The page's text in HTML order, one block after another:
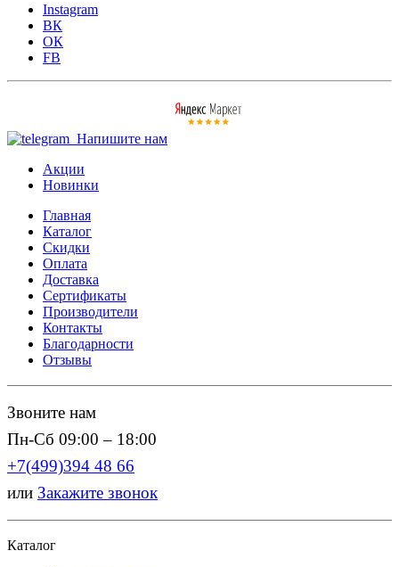
Instagram
ВК
ОК
FB
Напишите нам
Акции
Новинки
Главная
Каталог
Скидки
Оплата
Доставка
Сертификаты
Производители
Контакты
Благодарности
Отзывы
Звоните нам
Пн-Сб 09:00 – 18:00
+7(499)394 48 66
или Закажите звонок
Каталог